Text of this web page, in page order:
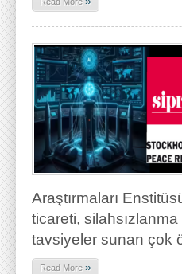
Araştırmaları
ticareti,
tavsiyeler sunan çok
Read More »